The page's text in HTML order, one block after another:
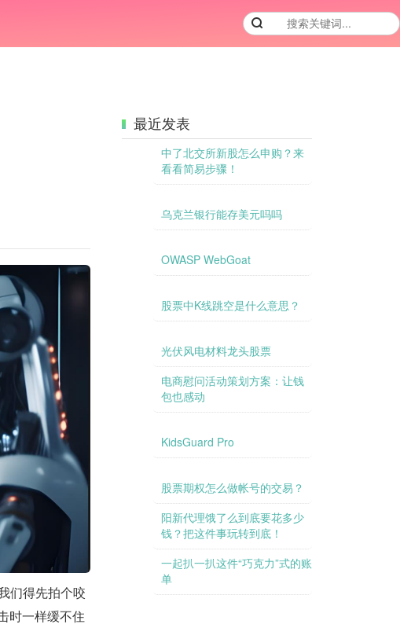
们得先拍个咬
时一样缓不住
最近发表
中了北交所新股怎么申购？来
看看简易步骤！
乌克兰银行能存美元吗吗
OWASP WebGoat
股票中K线跳空是什么意思？
光伏风电材料龙头股票
电商慰问活动策划方案：让钱
包也感动
KidsGuard Pro
股票期权怎么做帐号的交易？
阳新代理饿了么到底要花多少
钱？把这件事玩转到底！
信托利益到底是多高？让我们
一起扒一扒这件“巧克力”式的账
单